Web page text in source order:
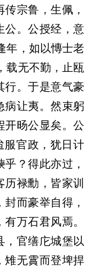
宗鲁，生佩，
公。公授经，意
年，如以慱士老
载无不勤，止瓯
行。于是意气豪
病让夷。然束躬
开旸公显矣。公
服官政，犹日计
？得此亦过，
禄勳，皆家训
而豪举自得，
万石君风焉。
，官缮庀城堡以
雉无霣而登埤捍